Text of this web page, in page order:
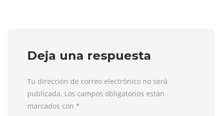
Deja una respuesta
Tu dirección de correo electrónico no será
publicada. Los campos obligatorios están
marcados con *